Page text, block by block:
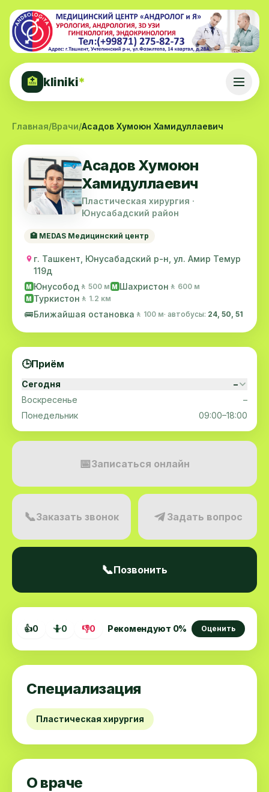
🏥 kliniki*
Главная/Врачи/Асадов Хумоюн Хамидуллаевич
Асадов Хумоюн
Хамидуллаевич
Пластическая хирургия ·
Юнусабадский район
🏥 MEDAS Медицинский центр
г. Ташкент, Юнусабадский р-н, ул. Амир Темур
119д
M Юнусобод 🚶 500 м M Шахристон 🚶 600 м
M Туркистон 🚶 1.2 км
🚌Ближайшая остановка 🚶 100 м· автобусы: 24, 50, 51
👍0 🤷0 👎0 Рекомендуют 0% Оценить
Специализация
Пластическая хирургия
О враче
🕒Приём
Сегодня
–
Воскресенье
–
Понедельник
09:00–18:00
📅Записаться онлайн
📞Заказать звонок Задать вопрос
📞Позвонить